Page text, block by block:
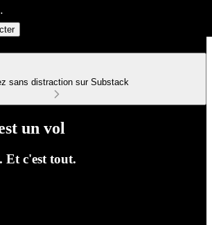
sans distraction sur Substack
un vol
c'est tout.